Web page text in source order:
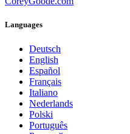
Languages
Deutsch
English
Español
Français
Italiano
Nederlands
Polski
Português